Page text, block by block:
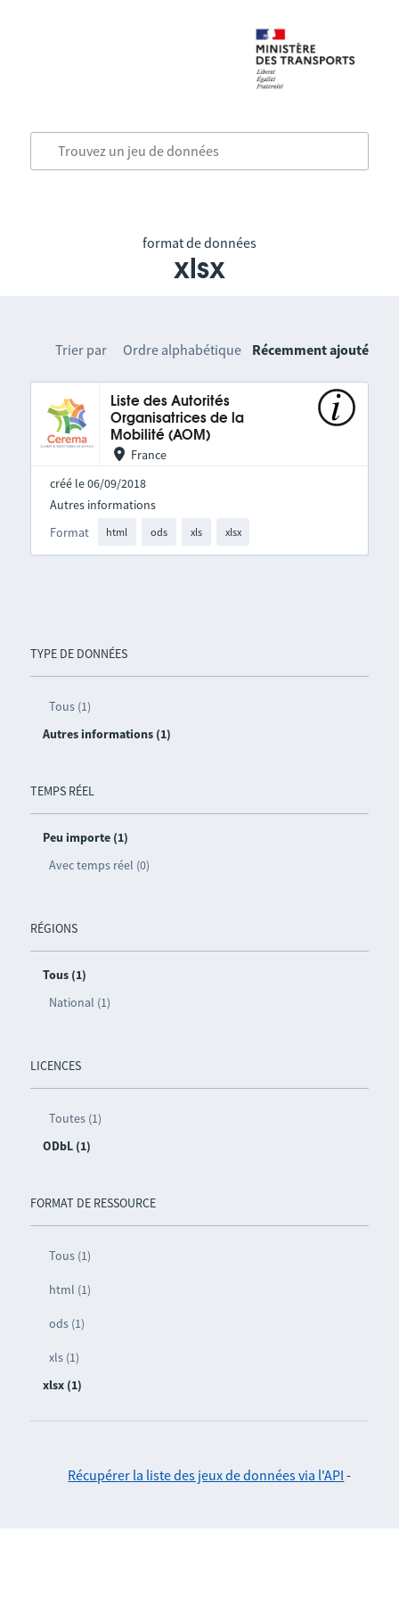
format de données
xlsx
TYPE DE DONNÉES
Tous (1)
Autres informations (1)
TEMPS RÉEL
Peu importe (1)
Avec temps réel (0)
RÉGIONS
Tous (1)
National (1)
LICENCES
Toutes (1)
ODbL (1)
FORMAT DE RESSOURCE
Tous (1)
html (1)
ods (1)
xls (1)
xlsx (1)
Trier par Ordre alphabétique Récemment ajouté
Liste des Autorités
Organisatrices de la
Mobilité (AOM)
France
créé le 06/09/2018
Format html ods xls xlsx
Autres informations
Récupérer la liste des jeux de données via l'API -